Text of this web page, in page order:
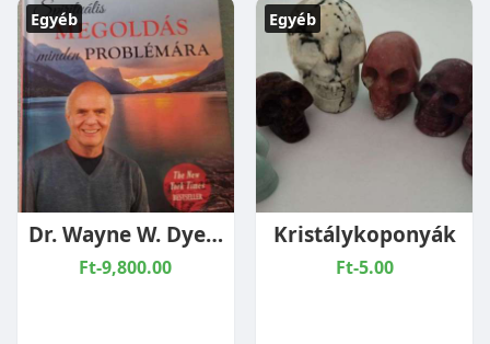
Egyéb
Dr. Wayne W. Dyer Spirituális megoldás minden problémára ÚJ
Ft-9,800.00
Egyéb
Kristálykoponyák
Ft-5.00